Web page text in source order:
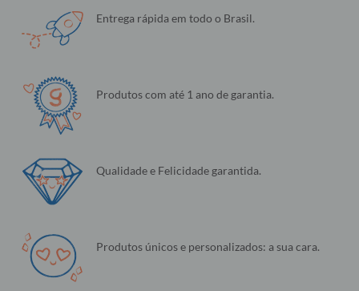
Entrega rápida em todo o Brasil.
Produtos com até 1 ano de garantia.
Qualidade e Felicidade garantida.
Produtos únicos e personalizados: a sua cara.